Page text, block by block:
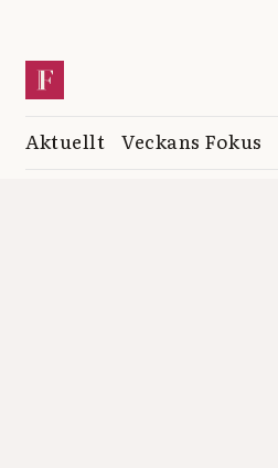
Aktuellt Veckans Fokus